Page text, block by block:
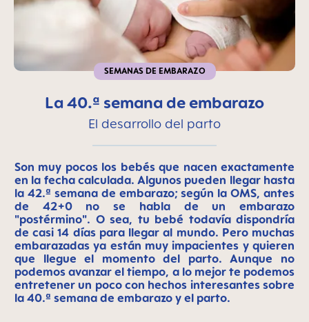
SEMANAS DE EMBARAZO
La 40.ª semana de embarazo
El desarrollo del parto
Son muy pocos los bebés que nacen exactamente
en la fecha calculada. Algunos pueden llegar hasta
la 42.ª semana de embarazo; según la OMS, antes
de 42+0 no se habla de un embarazo
"postérmino". O sea, tu bebé todavía dispondría
de casi 14 días para llegar al mundo. Pero muchas
embarazadas ya están muy impacientes y quieren
que llegue el momento del parto. Aunque no
podemos avanzar el tiempo, a lo mejor te podemos
entretener un poco con hechos interesantes sobre
la 40.ª semana de embarazo y el parto.